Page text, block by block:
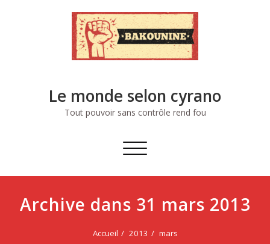
Le monde selon cyrano
Tout pouvoir sans contrôle rend fou
Afficher/masquer
navigation
Archive dans 31 mars 2013
Accueil 2013 mars